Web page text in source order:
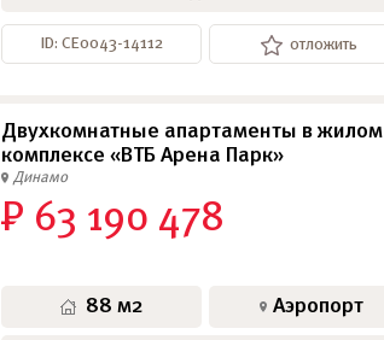
ID: СЕ0043-14112 отложить
Двухкомнатные апартаменты в жилом
комплексе «ВТБ Арена Парк»
Динамо
₽ 63 190 478
88 м2 Аэропорт